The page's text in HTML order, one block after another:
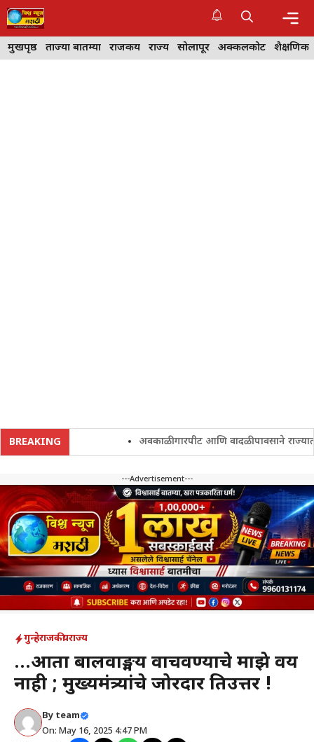
Skip
to
content
मुखपृष्ठ ताज्या बातम्या राजकीय राज्य सोलापूर अक्कलकोट शैक्षणिक
BREAKING अवकाळी गारपीट आणि वादळी पावसाने राज्यातील
---Advertisement---
गुन्हेराजकीयराज्य
…आता बालवाङ्मय वाचवण्याचे माझे वय
नाही ; मुख्यमंत्र्यांचे जोरदार प्रतिउत्तर !
By team
On: May 16, 2025 4:47 PM